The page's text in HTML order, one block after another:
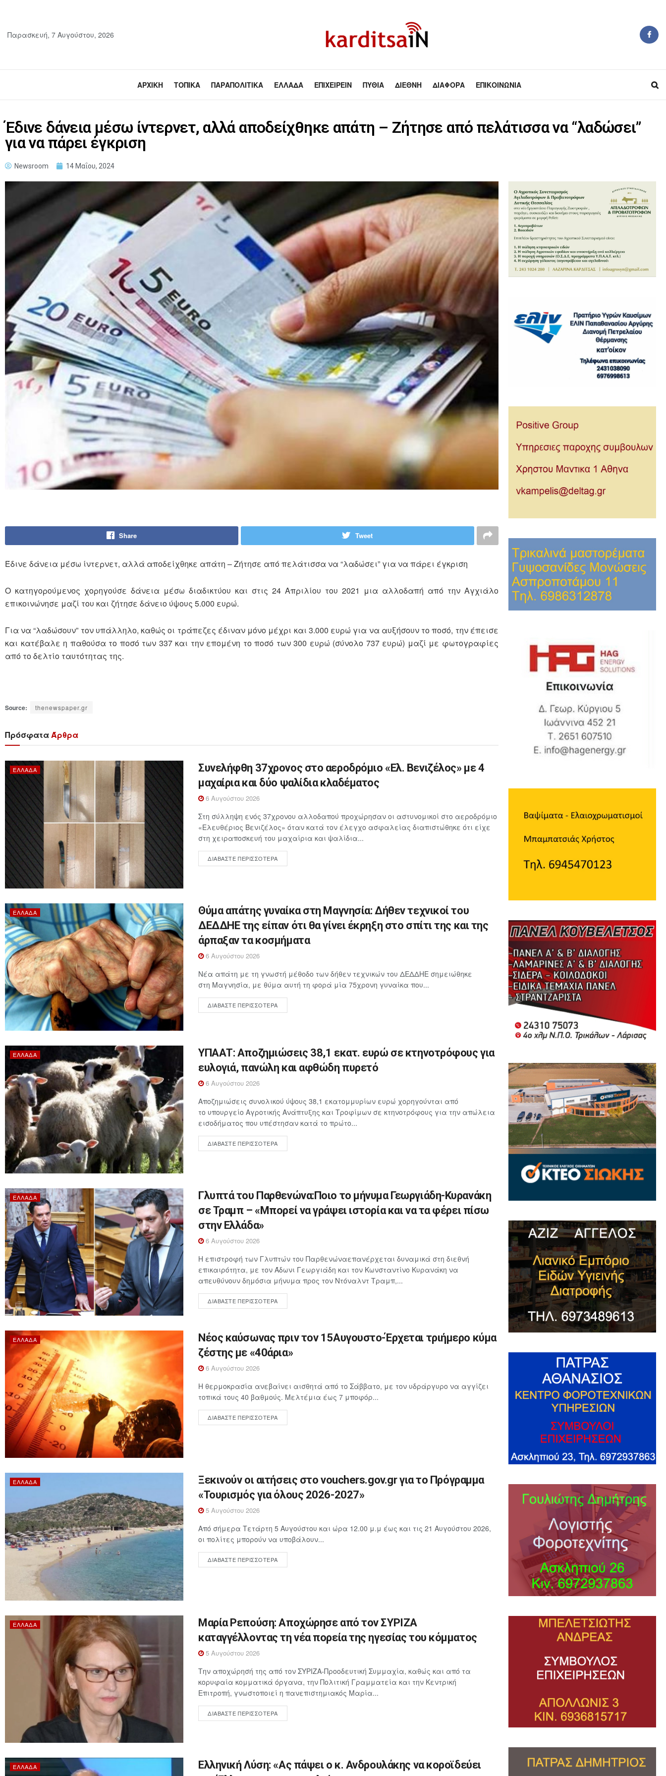
Παρασκευή, 7 Αυγούστου, 2026
ΑΡΧΙΚΉ ΤΟΠΙΚΆ ΠΑΡΑΠΟΛΙΤΙΚΆ ΕΛΛΆΔΑ ΕΠΙΧΕΙΡΕΊΝ ΠΥΘΊΑ ΔΙΕΘΝΉ ΔΙΆΦΟΡΑ ΕΠΙΚΟΙΝΩΝΊΑ
Έδινε δάνεια μέσω ίντερνετ, αλλά αποδείχθηκε απάτη – Ζήτησε από πελάτισσα να “λαδώσει”
για να πάρει έγκριση
Newsroom 14 Μαΐου, 2024
Share Tweet
Έδινε δάνεια μέσω ίντερνετ, αλλά αποδείχθηκε απάτη – Ζήτησε από πελάτισσα να “λαδώσει” για να πάρει έγκριση
Ο κατηγορούμενος χορηγούσε δάνεια μέσω διαδικτύου και στις 24 Απριλίου του 2021 μια αλλοδαπή από την Αγχιάλο
επικοινώνησε μαζί του και ζήτησε δάνειο ύψους 5.000 ευρώ.
Για να “λαδώσουν” τον υπάλληλο, καθώς οι τράπεζες έδιναν μόνο μέχρι και 3.000 ευρώ για να αυξήσουν το ποσό, την έπεισε
και κατέβαλε η παθούσα το ποσό των 337 και την επομένη το ποσό των 300 ευρώ (σύνολο 737 ευρώ) μαζί με φωτογραφίες
από το δελτίο ταυτότητας της.
Source: thenewspaper.gr
ΠρόσφαταΆρθρα
ΕΛΛΆΔΑ
Συνελήφθη 37χρονος στο αεροδρόμιο «Ελ. Βενιζέλος» με 4
μαχαίρια και δύο ψαλίδια κλαδέματος
6 Αυγούστου 2026
Στη σύλληψη ενός 37χρονου αλλοδαπού προχώρησαν οι αστυνομικοί στο αεροδρόμιο
«Ελευθέριος Βενιζέλος» όταν κατά τον έλεγχο ασφαλείας διαπιστώθηκε ότι είχε
στη χειραποσκευή του μαχαίρια και ψαλίδια...
ΔΙΑΒΆΣΤΕ ΠΕΡΙΣΣΌΤΕΡΑ
ΕΛΛΆΔΑ
Θύμα απάτης γυναίκα στη Μαγνησία: Δήθεν τεχνικοί του
ΔΕΔΔΗΕ της είπαν ότι θα γίνει έκρηξη στο σπίτι της και της
άρπαξαν τα κοσμήματα
6 Αυγούστου 2026
Νέα απάτη με τη γνωστή μέθοδο των δήθεν τεχνικών του ΔΕΔΔΗΕ σημειώθηκε
στη Μαγνησία, με θύμα αυτή τη φορά μία 75χρονη γυναίκα που...
ΔΙΑΒΆΣΤΕ ΠΕΡΙΣΣΌΤΕΡΑ
ΕΛΛΆΔΑ
ΥΠΑΑΤ: Αποζημιώσεις 38,1 εκατ. ευρώ σε κτηνοτρόφους για
ευλογιά, πανώλη και αφθώδη πυρετό
6 Αυγούστου 2026
Αποζημιώσεις συνολικού ύψους 38,1 εκατομμυρίων ευρώ χορηγούνται από
το υπουργείο Αγροτικής Ανάπτυξης και Τροφίμων σε κτηνοτρόφους για την απώλεια
εισοδήματος που υπέστησαν κατά το πρώτο...
ΔΙΑΒΆΣΤΕ ΠΕΡΙΣΣΌΤΕΡΑ
ΕΛΛΆΔΑ
Γλυπτά του Παρθενώνα:Ποιο το μήνυμα Γεωργιάδη-Κυρανάκη
σε Τραμπ – «Μπορεί να γράψει ιστορία και να τα φέρει πίσω
στην Ελλάδα»
6 Αυγούστου 2026
Η επιστροφή των Γλυπτών του Παρθενώναεπανέρχεται δυναμικά στη διεθνή
επικαιρότητα, με τον Άδωνι Γεωργιάδη και τον Κωνσταντίνο Κυρανάκη να
απευθύνουν δημόσια μήνυμα προς τον Ντόναλντ Τραμπ,...
ΔΙΑΒΆΣΤΕ ΠΕΡΙΣΣΌΤΕΡΑ
ΕΛΛΆΔΑ
Νέος καύσωνας πριν τον 15Αυγουστο-Έρχεται τριήμερο κύμα
ζέστης με «40άρια»
6 Αυγούστου 2026
Η θερμοκρασία ανεβαίνει αισθητά από το Σάββατο, με τον υδράργυρο να αγγίζει
τοπικά τους 40 βαθμούς. Μελτέμια έως 7 μποφόρ...
ΔΙΑΒΆΣΤΕ ΠΕΡΙΣΣΌΤΕΡΑ
ΕΛΛΆΔΑ
Ξεκινούν οι αιτήσεις στο vouchers.gov.gr για το Πρόγραμμα
«Τουρισμός για όλους 2026-2027»
5 Αυγούστου 2026
Από σήμερα Τετάρτη 5 Αυγούστου και ώρα 12.00 μ.μ έως και τις 21 Αυγούστου 2026,
οι πολίτες μπορούν να υποβάλουν...
ΔΙΑΒΆΣΤΕ ΠΕΡΙΣΣΌΤΕΡΑ
ΕΛΛΆΔΑ
Μαρία Ρεπούση: Αποχώρησε από τον ΣΥΡΙΖΑ
καταγγέλλοντας τη νέα πορεία της ηγεσίας του κόμματος
5 Αυγούστου 2026
Την αποχώρησή της από τον ΣΥΡΙΖΑ-Προοδευτική Συμμαχία, καθώς και από τα
κορυφαία κομματικά όργανα, την Πολιτική Γραμματεία και την Κεντρική
Επιτροπή, γνωστοποιεί η πανεπιστημιακός Μαρία...
ΔΙΑΒΆΣΤΕ ΠΕΡΙΣΣΌΤΕΡΑ
ΕΛΛΆΔΑ
Ελληνική Λύση: «Ας πάψει ο κ. Ανδρουλάκης να κοροϊδεύει